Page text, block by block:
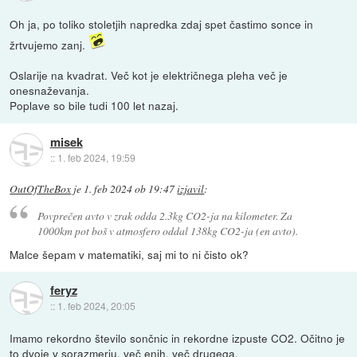
Oh ja, po toliko stoletjih napredka zdaj spet častimo sonce in
žrtvujemo zanj.
Oslarije na kvadrat. Več kot je električnega pleha več je
onesnaževanja.
Poplave so bile tudi 100 let nazaj.
misek
:: 1. feb 2024, 19:59
OutOfTheBox je 1. feb 2024 ob 19:47izjavil:
Povprečen avto v zrak odda 2.3kg CO2-ja na kilometer. Za
1000km pot boš v atmosfero oddal 138kg CO2-ja (en avto).
Malce šepam v matematiki, saj mi to ni čisto ok?
feryz
:: 1. feb 2024, 20:05
Imamo rekordno število sončnic in rekordne izpuste CO2. Očitno je
to dvoje v sorazmerju, več enih, več drugega.